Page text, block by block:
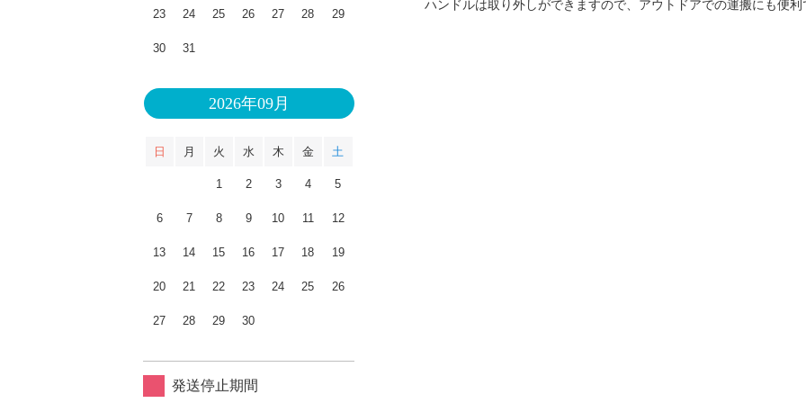
ハンドルは取り外しができますので、アウトドアでの運搬にも便利
23 24 25 26 27 28 29
30 31
2026年09月
日 月 火 水 木 金 土
1 2 3 4 5
6 7 8 9 10 11 12
13 14 15 16 17 18 19
20 21 22 23 24 25 26
27 28 29 30
発送停止期間